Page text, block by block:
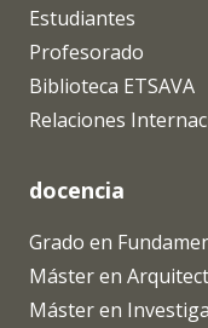
Estudiantes
Profesorado
Biblioteca ETSAVA
Relaciones
docencia
Grado en
Máster en
Máster en